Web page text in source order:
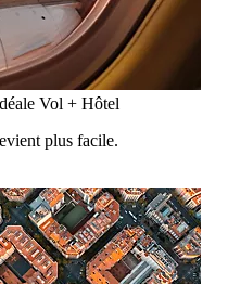
Vol + Hôtel
plus facile.